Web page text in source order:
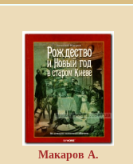
Макаров А.